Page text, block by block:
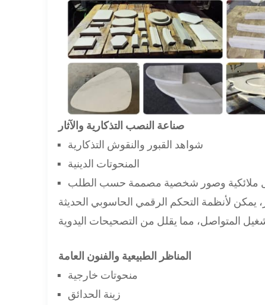
صناعة النصب التذكارية والآثار
شواهد القبور والنقوش التذكارية
المنحوتات الدينية
ملائكية وصور شخصية مصممة حسب الطلب
يمكن لأنظمة التحكم الرقمي الحاسوبي الحديثة
المناظر الطبيعية والفنون العامة
منحوتات خارجية
زينة الحدائق